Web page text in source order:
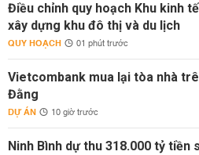
Điều chỉnh quy hoạch Khu kinh
xây dựng khu đô thị và du lịch
QUY HOẠCH 01 phút trước
Vietcombank mua lại tòa nhà
Đằng
DỰ ÁN 10 giờ trước
Ninh Bình dự thu 318.000 tỷ tiền